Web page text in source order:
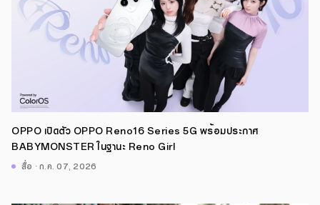
OPPO เปิดตัว OPPO Reno16 Series 5G พร้อมประกาศ
BABYMONSTER ในฐานะ Reno Girl
สื่อ · ก.ค. 07, 2026